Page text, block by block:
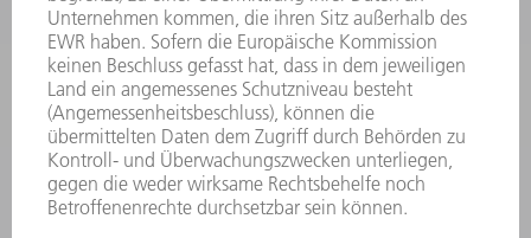
SMART FACTORY
SOFTWARE
SERVICES
ANWENDUNGEN
BRANCHEN
UNTERNEHMEN
KARRIERE
STELLENANGEBOTE
UNTERNEHMENSPROFIL